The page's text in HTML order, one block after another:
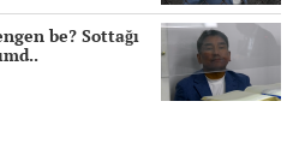
be? Sottağı